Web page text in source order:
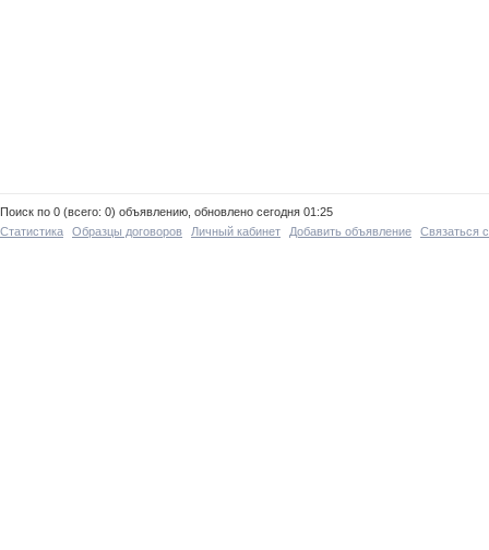
Поиск по 0 (всего: 0) объявлению, обновлено сегодня 01:25
Статистика
Образцы договоров Личный кабинет Добавить объявление Связаться